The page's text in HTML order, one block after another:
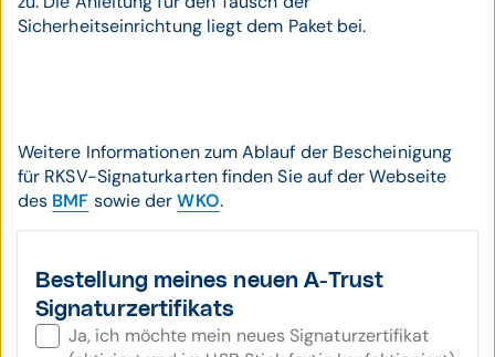
Sicherheitseinrichtung liegt dem Paket bei.
Weitere Informationen zum Ablauf der Bescheinigung
für RKSV-Signaturkarten finden Sie auf der Webseite
des BMF sowie derWKO.
Bestellung meines neuen A-Trust
Signaturzertifikats
Ja, ich möchte mein neues Signaturzertifikat